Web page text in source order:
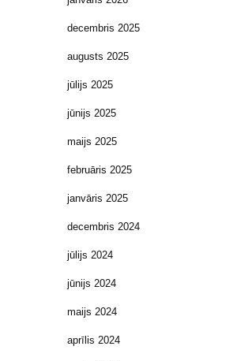
decembris 2025
augusts 2025
jūlijs 2025
jūnijs 2025
maijs 2025
februāris 2025
janvāris 2025
decembris 2024
jūlijs 2024
jūnijs 2024
maijs 2024
aprīlis 2024